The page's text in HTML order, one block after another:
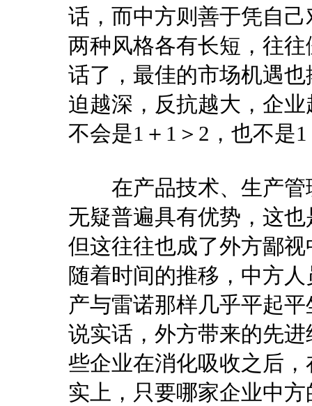
话，而中方则善于凭自
两种风格各有长短，往
话了，最佳的市场机遇
迫越深，反抗越大，企
不会是1＋1＞2，也不是
在产品技术、生产管
无疑普遍具有优势，这
但这往往也成了外方鄙
随着时间的推移，中方
产与雷诺那样几乎平起
说实话，外方带来的先
些企业在消化吸收之后
实上，只要哪家企业中